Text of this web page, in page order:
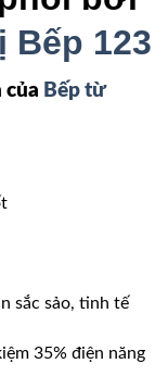
Bếp 123
của Bếp từ
sắc sảo, tinh tế
35% điện năng